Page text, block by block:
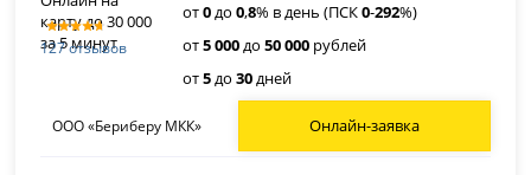
127 отзывов
от0до0,8% в день (ПСК0-292%)
от5 000до50 000 рублей
от5до30дней
ООО «Бериберу МКК» Онлайн-заявка